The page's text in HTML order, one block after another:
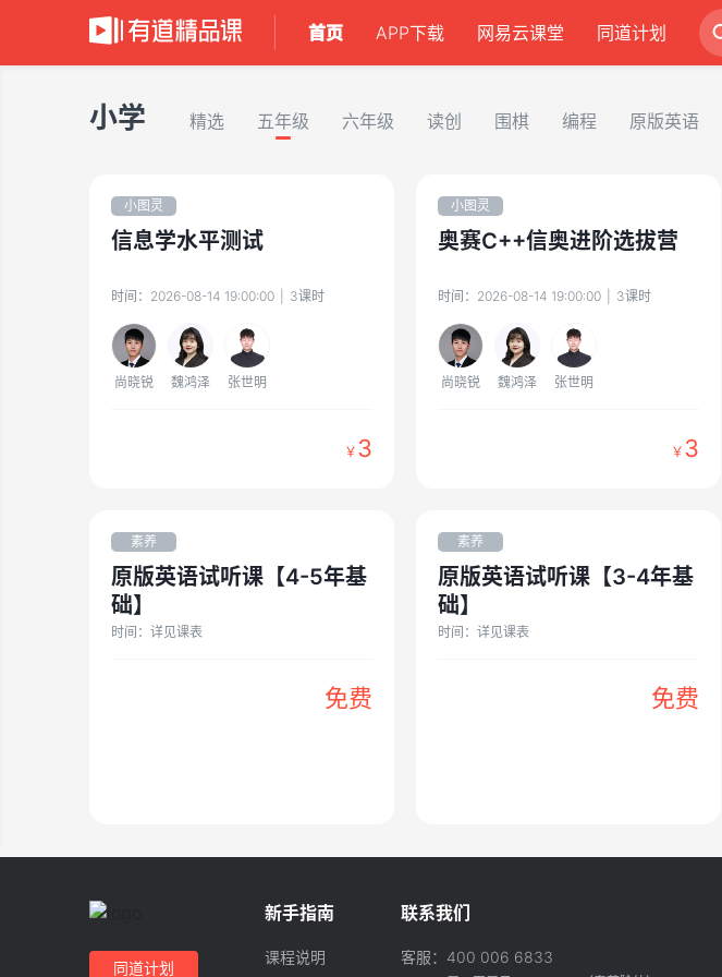
首页 APP下载 网易云课堂 同道计划
小学 精选 五年级 六年级 读创 围棋 编程 原版英语
小图灵
信息学水平测试
时间： 2026-08-14 19:00:00 3课时
尚晓锐 魏鸿泽 张世明
￥ 3
小图灵
奥赛C++信奥进阶选拔营
时间： 2026-08-14 19:00:00 3课时
尚晓锐 魏鸿泽 张世明
￥ 3
素养
原版英语试听课【4-5年基
础】
时间： 详见课表
免费
素养
原版英语试听课【3-4年基
础】
时间： 详见课表
免费
同道计划
新手指南
课程说明
联系我们
客服： 400 006 6833